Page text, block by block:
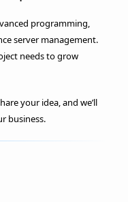
programming,
server management.
needs to grow
your idea, and we’ll
business.